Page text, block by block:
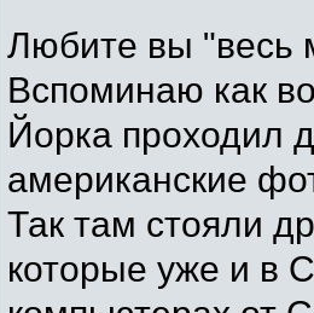
Любите вы "весь
Вспоминаю как
Йорка проходил
американские
Так там стояли
которые уже и в